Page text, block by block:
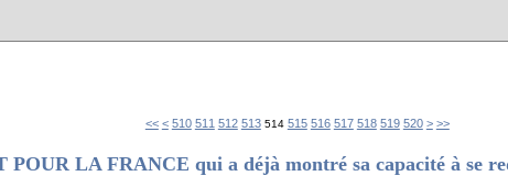
<< < 500
510 511 512 513 514 515 516 517 518 519 520 530
540
550
560
570
580
590
600
700
> >>
POUR LA FRANCE qui a déjà montré sa capacité à se